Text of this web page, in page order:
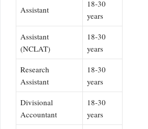
Assistant
18-30
years
Assistant
(NCLAT)
18-30
years
Research
Assistant
18-30
years
Divisional
Accountant
18-30
years